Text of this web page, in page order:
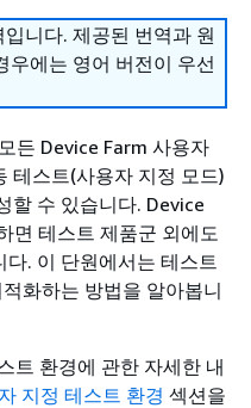
니다. 제공된 번역과 원
우에는 영어 버전이 우선
든 Device Farm 사용자
테스트(사용자 지정 모드)
할 수 있습니다. Device
면 테스트 제품군 외에도
. 이 단원에서는 테스트
화하는 방법을 알아봅니
트 환경에 관한 자세한 내
지정 테스트 환경 섹션을